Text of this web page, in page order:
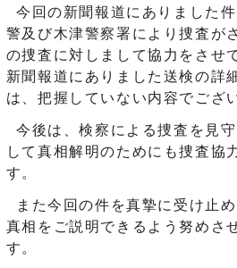
今回の新聞報道にありました
警及び木津警察署により捜査が
の捜査に対しまして協力をさせ
新聞報道にありました送検の詳
は、把握していない内容でござ
今後は、検察による捜査を見
して真相解明のためにも捜査協
す。
また今回の件を真摯に受け止
真相をご説明できるよう努めさ
す。